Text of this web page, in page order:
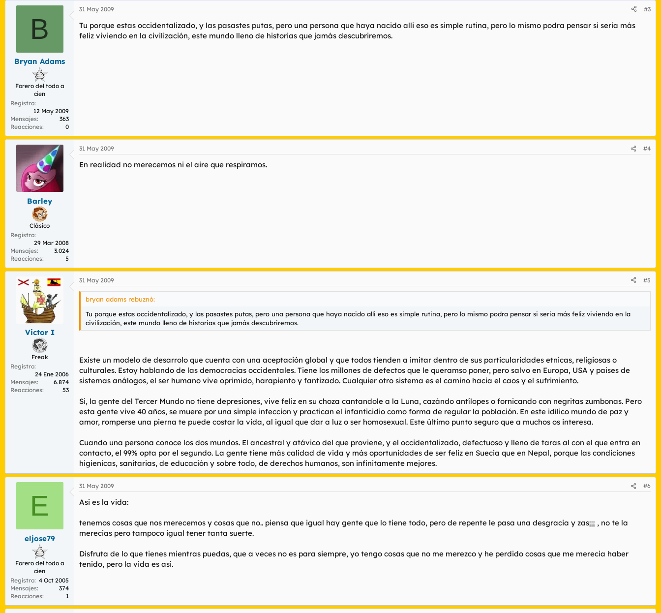
B
Bryan Adams
Forero del todo a
cien
Registro
12 May 2009
Mensajes
363
Reacciones
0
31 May 2009 #3
Tu porque estas occidentalizado, y las pasastes putas, pero una persona que haya nacido alli eso es simple rutina, pero lo mismo podra pensar si seria más
feliz viviendo en la civilización, este mundo lleno de historias que jamás descubriremos.
Barley
Clásico
Registro
29 Mar 2008
Mensajes
3.024
Reacciones
5
31 May 2009 #4
En realidad no merecemos ni el aire que respiramos.
Victor I
Freak
Registro
24 Ene 2006
Mensajes
6.874
Reacciones
53
31 May 2009 #5
bryan adams rebuznó:
Tu porque estas occidentalizado, y las pasastes putas, pero una persona que haya nacido alli eso es simple rutina, pero lo mismo podra pensar si seria más feliz viviendo en la
civilización, este mundo lleno de historias que jamás descubriremos.
Existe un modelo de desarrolo que cuenta con una aceptación global y que todos tienden a imitar dentro de sus particularidades etnicas, religiosas o
culturales. Estoy hablando de las democracias occidentales. Tiene los millones de defectos que le queramso poner, pero salvo en Europa, USA y paises de
sistemas análogos, el ser humano vive oprimido, harapiento y fantizado. Cualquier otro sistema es el camino hacia el caos y el sufrimiento.
Si, la gente del Tercer Mundo no tiene depresiones, vive feliz en su choza cantandole a la Luna, cazándo antílopes o fornicando con negritas zumbonas. Pero
esta gente vive 40 años, se muere por una simple infeccion y practican el infanticidio como forma de regular la población. En este idílico mundo de paz y
amor, romperse una pierna te puede costar la vida, al igual que dar a luz o ser homosexual. Este último punto seguro que a muchos os interesa.
Cuando una persona conoce los dos mundos. El ancestral y atávico del que proviene, y el occidentalizado, defectuoso y lleno de taras al con el que entra en
contacto, el 99% opta por el segundo. La gente tiene más calidad de vida y más oportunidades de ser feliz en Suecia que en Nepal, porque las condiciones
higienicas, sanitarias, de educación y sobre todo, de derechos humanos, son infinitamente mejores.
E
eljose79
Forero del todo a
cien
Registro 4 Oct 2005
Mensajes
374
Reacciones
1
31 May 2009 #6
Asi es la vida:
tenemos cosas que nos merecemos y cosas que no.. piensa que igual hay gente que lo tiene todo, pero de repente le pasa una desgracia y zas¡¡¡ , no te la
merecias pero tampoco igual tener tanta suerte.
Disfruta de lo que tienes mientras puedas, que a veces no es para siempre, yo tengo cosas que no me merezco y he perdido cosas que me merecia haber
tenido, pero la vida es asi.